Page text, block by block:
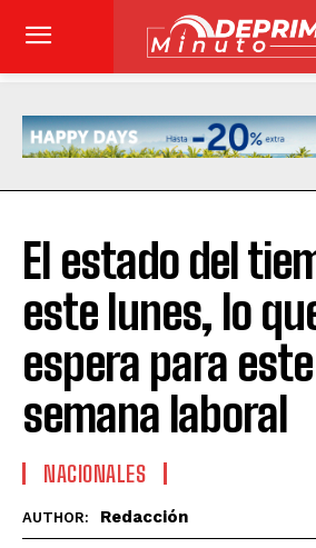
El estado del
este lunes, lo
espera para
semana laboral
NACIONALES
AUTHOR: Redacción